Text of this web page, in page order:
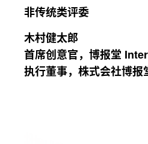
非传统类评委
木村健太郎
首席创意官，博报堂
执行董事，株式会社博报